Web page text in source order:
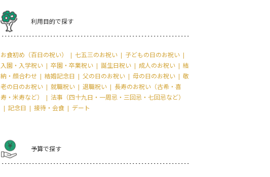
利用目的で探す
お食初め（百日の祝い） 七五三のお祝い
子どもの日のお祝い
入園・入学祝い
卒園・卒業祝い 誕生日祝い 成人のお祝い
結
納・顔合わせ
結婚記念日 父の日のお祝い 母の日のお祝い
敬
老の日のお祝い
就職祝い 退職祝い
長寿のお祝い（古希・喜
寿・米寿など）
法事（四十九日・一周忌・三回忌・七回忌など）
記念日
接待・会食 デート
予算で探す